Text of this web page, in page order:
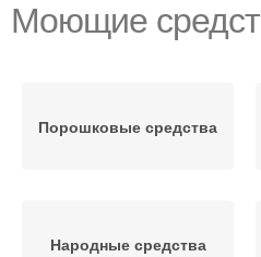
Моющие
Порошковые средства
Народные средства